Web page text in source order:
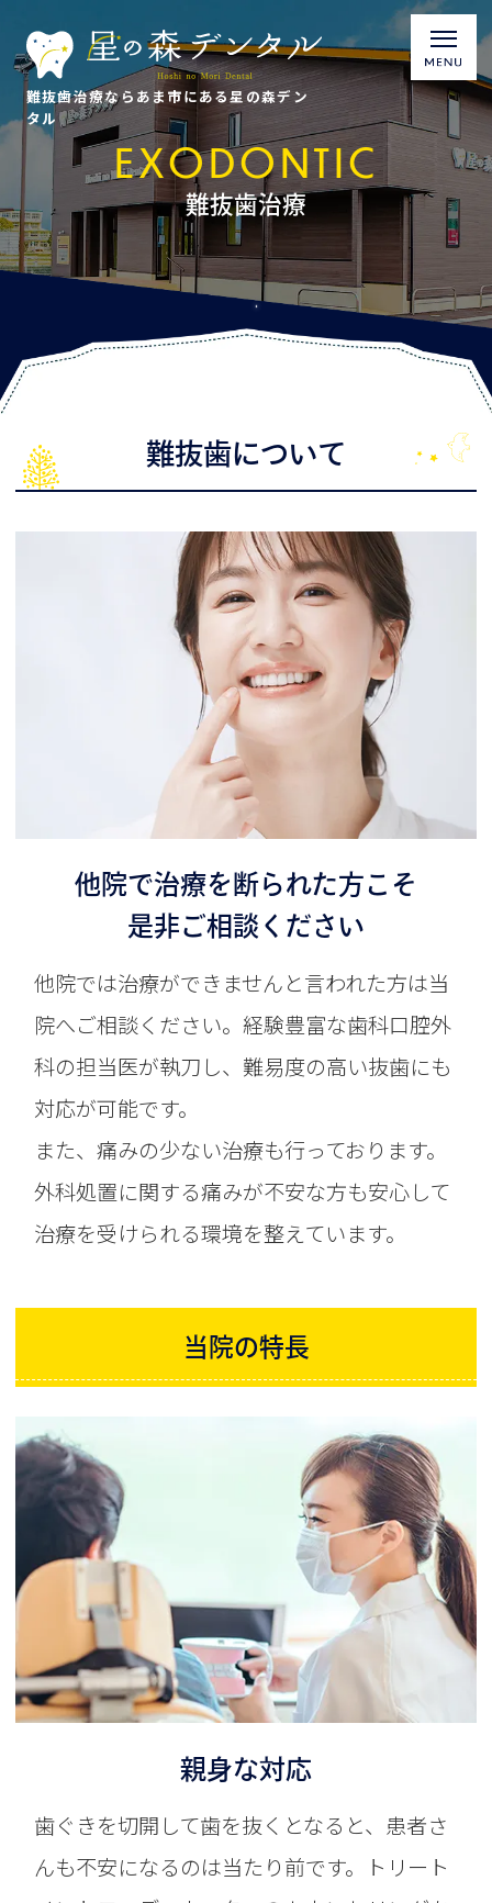
難抜歯治療ならあま市にある星の森デン
タル
EXODONTIC
難抜歯治療
難抜歯について
他院で治療を断られた方こそ
是非ご相談ください
他院では治療ができませんと言われた方は当
院へご相談ください。経験豊富な歯科口腔外
科の担当医が執刀し、難易度の高い抜歯にも
対応が可能です。
また、痛みの少ない治療も行っております。
外科処置に関する痛みが不安な方も安心して
治療を受けられる環境を整えています。
当院の特長
親身な対応
歯ぐきを切開して歯を抜くとなると、患者さ
んも不安になるのは当たり前です。トリート